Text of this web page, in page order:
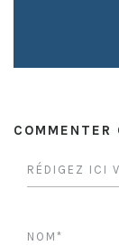
COMMENTER